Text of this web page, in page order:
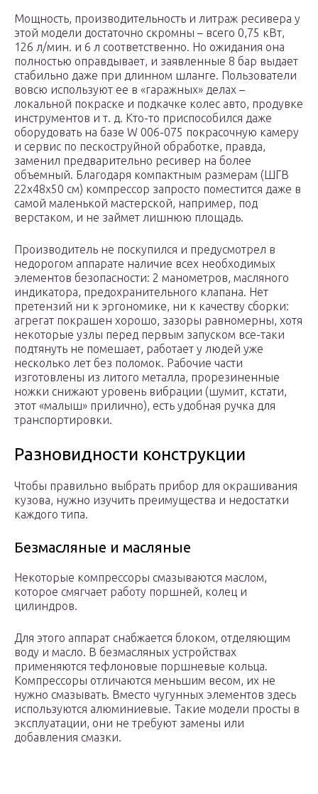
Мощность, производительность и литраж ресивера у
этой модели достаточно скромны – всего 0,75 кВт,
126 л/мин. и 6 л соответственно. Но ожидания она
полностью оправдывает, и заявленные 8 бар выдает
стабильно даже при длинном шланге. Пользователи
вовсю используют ее в «гаражных» делах –
локальной покраске и подкачке колес авто, продувке
инструментов и т. д. Кто-то приспособился даже
оборудовать на базе W 006-075 покрасочную камеру
и сервис по пескоструйной обработке, правда,
заменил предварительно ресивер на более
объемный. Благодаря компактным размерам (ШГВ
22х48х50 см) компрессор запросто поместится даже в
самой маленькой мастерской, например, под
верстаком, и не займет лишнюю площадь.
Производитель не поскупился и предусмотрел в
недорогом аппарате наличие всех необходимых
элементов безопасности: 2 манометров, масляного
индикатора, предохранительного клапана. Нет
претензий ни к эргономике, ни к качеству сборки:
агрегат покрашен хорошо, зазоры равномерны, хотя
некоторые узлы перед первым запуском все-таки
подтянуть не помешает, работает у людей уже
несколько лет без поломок. Рабочие части
изготовлены из литого металла, прорезиненные
ножки снижают уровень вибрации (шумит, кстати,
этот «малыш» прилично), есть удобная ручка для
транспортировки.
Разновидности конструкции
Чтобы правильно выбрать прибор для окрашивания
кузова, нужно изучить преимущества и недостатки
каждого типа.
Безмасляные и масляные
Некоторые компрессоры смазываются маслом,
которое смягчает работу поршней, колец и
цилиндров.
Для этого аппарат снабжается блоком, отделяющим
воду и масло. В безмасляных устройствах
применяются тефлоновые поршневые кольца.
Компрессоры отличаются меньшим весом, их не
нужно смазывать. Вместо чугунных элементов здесь
используются алюминиевые. Такие модели просты в
эксплуатации, они не требуют замены или
добавления смазки.